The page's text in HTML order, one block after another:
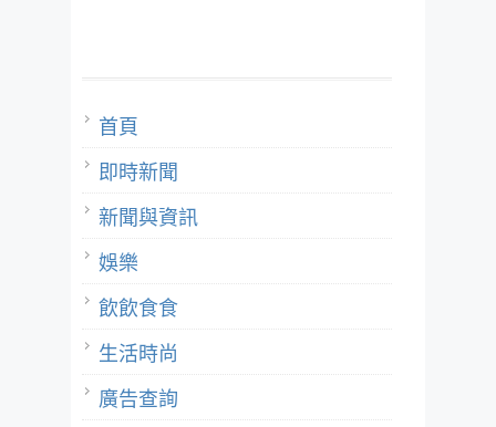
首頁
即時新聞
新聞與資訊
娛樂
飲飲食食
生活時尚
廣告查詢